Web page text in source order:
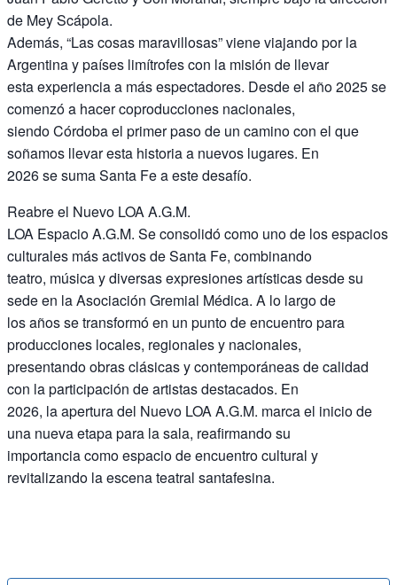
de Mey Scápola.
Además, “Las cosas maravillosas” viene viajando por la
Argentina y países limítrofes con la misión de llevar
esta experiencia a más espectadores. Desde el año 2025 se
comenzó a hacer coproducciones nacionales,
siendo Córdoba el primer paso de un camino con el que
soñamos llevar esta historia a nuevos lugares. En
2026 se suma Santa Fe a este desafío.
Reabre el Nuevo LOA A.G.M.
LOA Espacio A.G.M. Se consolidó como uno de los espacios
culturales más activos de Santa Fe, combinando
teatro, música y diversas expresiones artísticas desde su
sede en la Asociación Gremial Médica. A lo largo de
los años se transformó en un punto de encuentro para
producciones locales, regionales y nacionales,
presentando obras clásicas y contemporáneas de calidad
con la participación de artistas destacados. En
2026, la apertura del Nuevo LOA A.G.M. marca el inicio de
una nueva etapa para la sala, reafirmando su
importancia como espacio de encuentro cultural y
revitalizando la escena teatral santafesina.